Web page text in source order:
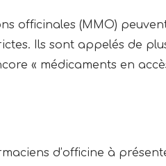
officinales (MMO)
Ils sont appelés de
« médicaments en
d’officine à